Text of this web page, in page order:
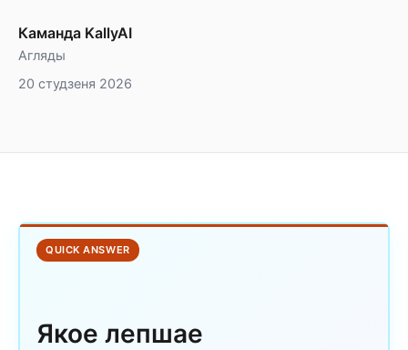
Каманда KallyAI
Агляды
20 студзеня 2026
QUICK ANSWER
Якое лепшае